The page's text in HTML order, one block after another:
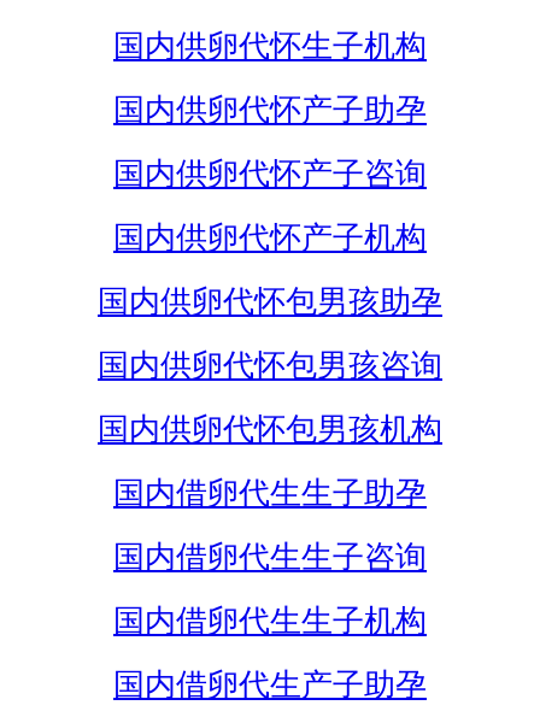
国内供卵代怀生子机构
国内供卵代怀产子助孕
国内供卵代怀产子咨询
国内供卵代怀产子机构
国内供卵代怀包男孩助孕
国内供卵代怀包男孩咨询
国内供卵代怀包男孩机构
国内借卵代生生子助孕
国内借卵代生生子咨询
国内借卵代生生子机构
国内借卵代生产子助孕